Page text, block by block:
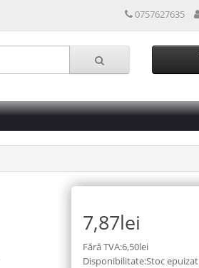
0757627635
7,87lei
Fără TVA:6,50lei
Disponibilitate:Stoc epuizat